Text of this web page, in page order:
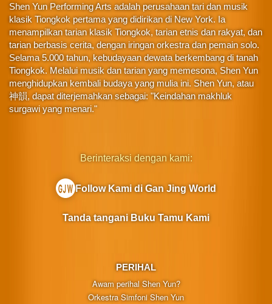
Shen Yun Performing Arts adalah perusahaan tari dan musik
klasik Tiongkok pertama yang didirikan di New York. Ia
menampilkan tarian klasik Tiongkok, tarian etnis dan rakyat, dan
tarian berbasis cerita, dengan iringan orkestra dan pemain solo.
Selama 5.000 tahun, kebudayaan dewata berkembang di tanah
Tiongkok. Melalui musik dan tarian yang memesona, Shen Yun
menghidupkan kembali budaya yang mulia ini. Shen Yun, atau
神韻, dapat diterjemahkan sebagai: "Keindahan makhluk
surgawi yang menari."
PERIHAL
Awam perihal Shen Yun?
Orkestra Simfoni Shen Yun
Berinteraksi dengan kami:
Follow Kami di Gan Jing World
Tanda tangani Buku Tamu Kami